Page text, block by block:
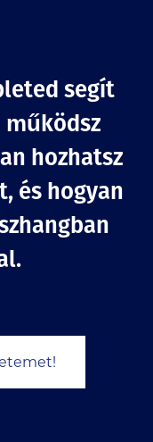
segít
működsz
hozhatsz
és hogyan